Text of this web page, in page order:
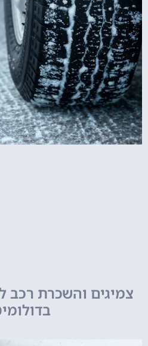
צמיגים והשכרת רכב